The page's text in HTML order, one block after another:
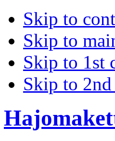
Skip to
Skip to
Skip to 1st
Skip to